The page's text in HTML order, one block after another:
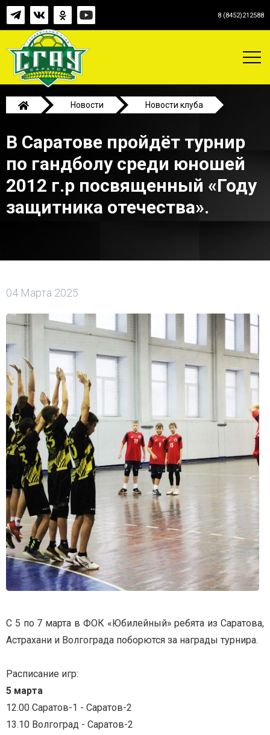
8 (8452)212588
Новости
Новости клуба
юношей 2012 г.р посвященный «Году защитника
В Саратове пройдёт турнир
по гандболу среди юношей
2012 г.р посвященный «Году
защитника отечества».
04 Марта 2025
С 5 по 7 марта в ФОК «Юбилейный» ребята из Саратова,
Астрахани и Волгограда поборются за награды турнира.
Расписание игр:
5 марта
12.00 Саратов-1 - Саратов-2
13.10 Волгоград - Саратов-2